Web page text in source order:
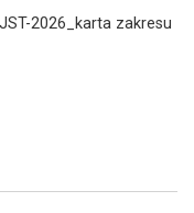
2026_karta zakresu